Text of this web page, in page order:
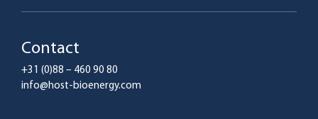
Contact
+31 (0)88 – 460 90 80
info@host-bioenergy.com